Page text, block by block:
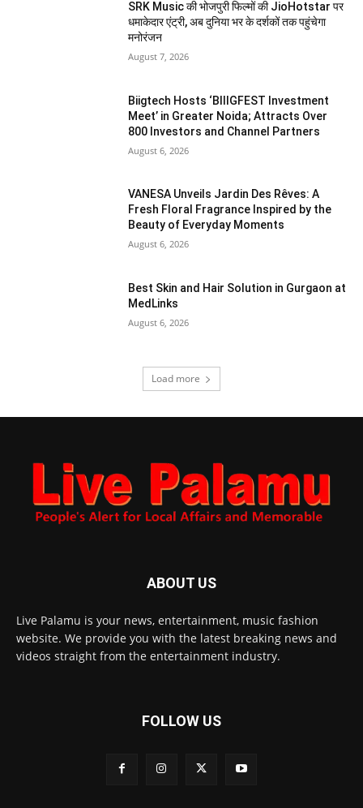
SRK Music की भोजपुरी फिल्मों की JioHotstar पर
धमाकेदार एंट्री, अब दुनिया भर के दर्शकों तक पहुंचेगा
मनोरंजन
August 7, 2026
Biigtech Hosts ‘BIIIGFEST Investment
Meet’ in Greater Noida; Attracts Over
800 Investors and Channel Partners
August 6, 2026
VANESA Unveils Jardin Des Rêves: A
Fresh Floral Fragrance Inspired by the
Beauty of Everyday Moments
August 6, 2026
Best Skin and Hair Solution in Gurgaon at
MedLinks
August 6, 2026
Load more
ABOUT US
Live Palamu is your news, entertainment, music fashion
website. We provide you with the latest breaking news and
videos straight from the entertainment industry.
FOLLOW US